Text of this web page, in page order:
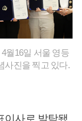
월16일 서울 영등
사진을 찍고 있다.
이사로 발탁됐